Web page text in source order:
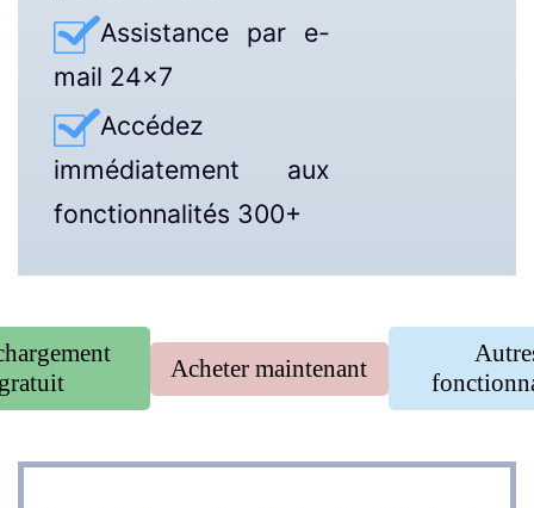
Assistance par e-
mail 24×7
Accédez
immédiatement aux
fonctionnalités 300+
Acheter maintenant